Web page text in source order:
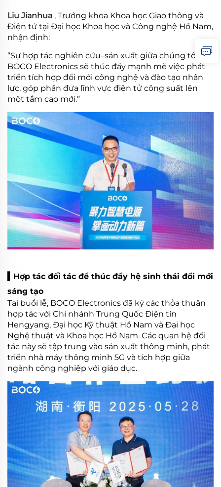
Liu Jianhua , Trưởng khoa Khoa học Giao thông và
Điện tử tại Đại học Khoa học và Công nghệ Hồ Nam,
nhận định:
“Sự hợp tác nghiên cứu–sản xuất giữa chúng tôi với
BOCO Electronics sẽ thúc đẩy mạnh mẽ việc phát
triển tích hợp đổi mới công nghệ và đào tạo nhân
lực, góp phần đưa lĩnh vực điện tử công suất lên
một tầm cao mới.”
▍Hợp tác đối tác để thúc đẩy hệ sinh thái đổi mới
sáng tạo
Tại buổi lễ, BOCO Electronics đã ký các thỏa thuận
hợp tác với Chi nhánh Trung Quốc Điện tín
Hengyang, Đại học Kỹ thuật Hồ Nam và Đại học
Nghệ thuật và Khoa học Hồ Nam. Các quan hệ đối
tác này sẽ tập trung vào sản xuất thông minh, phát
triển nhà máy thông minh 5G và tích hợp giữa
ngành công nghiệp với giáo dục.